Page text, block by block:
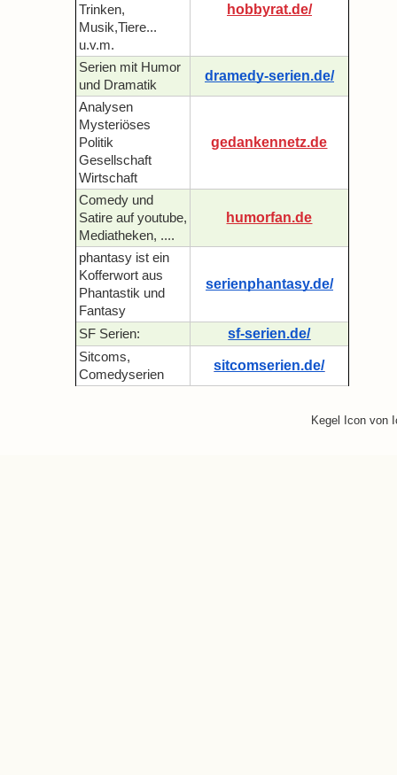
Trinken,
Musik,Tiere...
u.v.m.
hobbyrat.de/
Serien mit Humor
und Dramatik
dramedy-serien.de/
Analysen
Mysteriöses
Politik
Gesellschaft
Wirtschaft
gedankennetz.de
Comedy und
Satire auf youtube,
Mediatheken, ....
humorfan.de
phantasy ist ein
Kofferwort aus
Phantastik und
Fantasy
serienphantasy.de/
SF Serien: sf-serien.de/
Sitcoms,
Comedyserien
sitcomserien.de/
Kegel Icon von